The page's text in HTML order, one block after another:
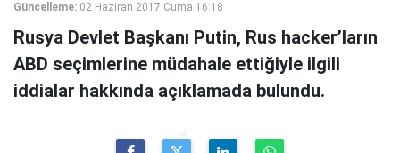
Güncelleme: 02 Haziran 2017 Cuma 16:18
Rusya Devlet Başkanı Putin, Rus hacker’ların
ABD seçimlerine müdahale ettiğiyle ilgili
iddialar hakkında açıklamada bulundu.